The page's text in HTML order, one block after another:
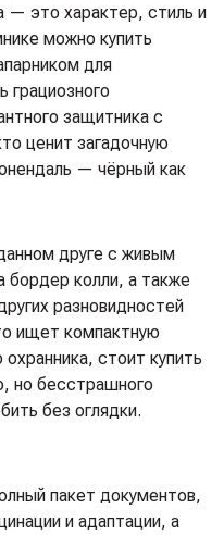
— это характер, стиль и
можно купить
для
грациозного
защитника с
ценит загадочную
— чёрный как
друге с живым
колли, а также
разновидностей
ищет компактную
стоит купить
но бесстрашного
без оглядки.
пакет документов,
и адаптации, а